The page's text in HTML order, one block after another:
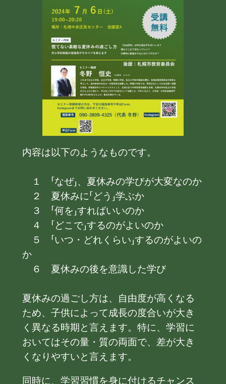
内容は以下のようなものです。
１ 「なぜ」、夏休みの学びが大変なのか
２ 夏休みに「どう」学ぶか
３ 「何を」すればいいのか
４ 「どこで」するのがよいのか
５ 「いつ・どれくらい」するのがよいの
か
６ 夏休みの後を意識した学び
夏休みの過ごし方は、自由度が高くなる
ため、子供によって成長の度合いが大き
く異なる時期と言えます。特に、学習に
おいてはその量・質の両面で、差が大き
くなりやすいと言えます。
同時に、学習習慣を身に付けるチャンス